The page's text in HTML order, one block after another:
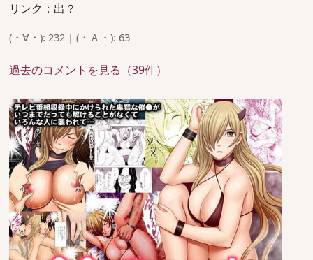
リンク：出？
(・∀・): 232 | (・Ａ・): 63
過去のコメントを見る（39件）